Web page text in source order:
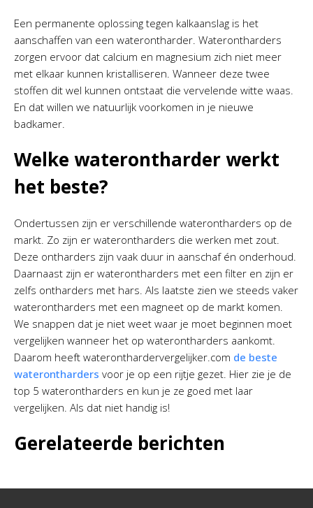
Een permanente oplossing tegen kalkaanslag is het
aanschaffen van een waterontharder. Waterontharders
zorgen ervoor dat calcium en magnesium zich niet meer
met elkaar kunnen kristalliseren. Wanneer deze twee
stoffen dit wel kunnen ontstaat die vervelende witte waas.
En dat willen we natuurlijk voorkomen in je nieuwe
badkamer.
Welke waterontharder werkt
het beste?
Ondertussen zijn er verschillende waterontharders op de
markt. Zo zijn er waterontharders die werken met zout.
Deze ontharders zijn vaak duur in aanschaf én onderhoud.
Daarnaast zijn er waterontharders met een filter en zijn er
zelfs ontharders met hars. Als laatste zien we steeds vaker
waterontharders met een magneet op de markt komen.
We snappen dat je niet weet waar je moet beginnen moet
vergelijken wanneer het op waterontharders aankomt.
Daarom heeft wateronthardervergelijker.com de beste
waterontharders voor je op een rijtje gezet. Hier zie je de
top 5 waterontharders en kun je ze goed met laar
vergelijken. Als dat niet handig is!
Gerelateerde berichten